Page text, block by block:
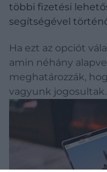
többi fizetési
segítségével
Ha ezt az opciót
amin néhány
meghatározzák,
vagyunk jogosultak.